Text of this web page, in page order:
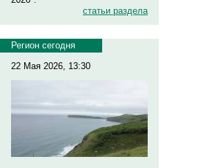
статьи раздела
Регион сегодня
22 Мая 2026, 13:30